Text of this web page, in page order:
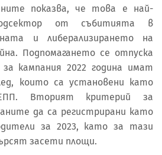
показва, че това е най-
от събитията в
и либерализирането на
Подпомагането се отпуска
кампания 2022 година имат
които са установени като
Вторият критерий за
да са регистрирани като
за 2023, като за тази
засети площи.